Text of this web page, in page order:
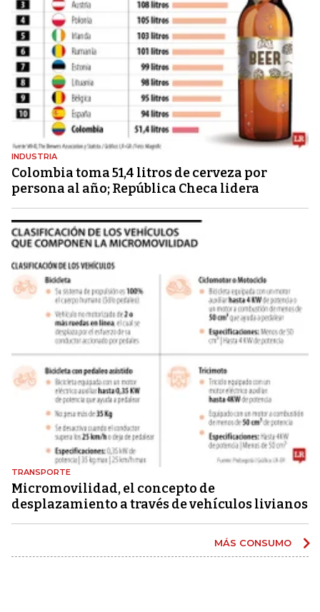
INDUSTRIA
Colombia toma 51,4 litros de cerveza por
persona al año; República Checa lidera
TRANSPORTE
Micromovilidad, el concepto de
desplazamiento a través de vehículos livianos
MÁS CONSUMO